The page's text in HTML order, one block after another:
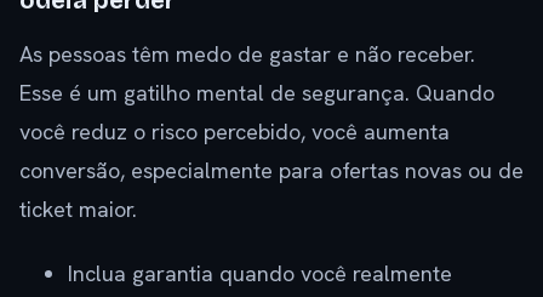
As pessoas têm medo de gastar e não receber.
Esse é um gatilho mental de segurança. Quando
você reduz o risco percebido, você aumenta
conversão, especialmente para ofertas novas ou de
ticket maior.
Inclua garantia quando você realmente